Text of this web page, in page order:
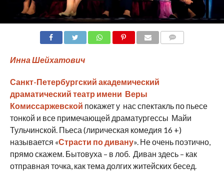
Инна Шейхатович
Санкт-Петербургский академический
драматический театр имени Веры
Комиссаржевской покажет у нас спектакль по пьесе
тонкой и все примечающей драматургессы Майи
Тульчинской. Пьеса (лирическая комедия 16 +)
называется «Страсти по дивану». Не очень поэтично,
прямо скажем. Бытовуха – в лоб. Диван здесь – как
отправная точка, как тема долгих житейских бесед.